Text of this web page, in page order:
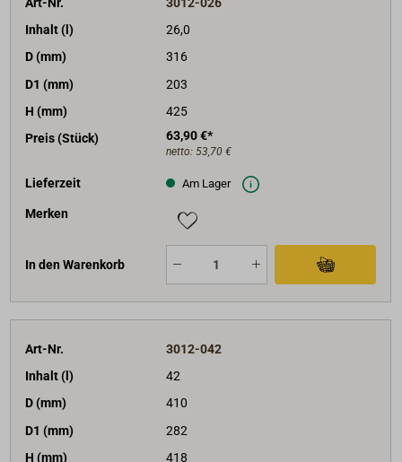
Inhalt (l)
26,0
D (mm)
316
D1 (mm)
203
H (mm)
425
Preis (Stück)
63,90 €*
netto: 53,70 €
Lieferzeit Am Lager
Merken
In den Warenkorb
Art-Nr.
3012-042
Inhalt (l)
42
D (mm)
410
D1 (mm)
282
H (mm)
418